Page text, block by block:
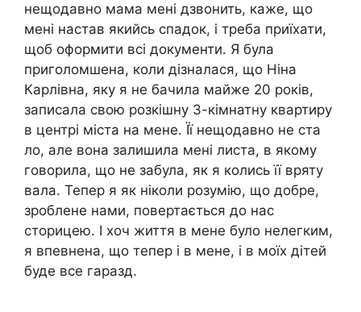
нещодавно мама мені дзвонить, каже, що
мені настав якийсь спадок, і треба приїхати,
щоб оформити всі документи. Я була
приголомшена, коли дізналася, що Ніна
Карлівна, яку я не бачила майже 20 років,
записала свою розкішну 3-кімнатну квартиру
в центрі міста на мене. Її нещодавно не ста
ло, але вона залишила мені листа, в якому
говорила, що не забула, як я колись її вряту
вала. Тепер я як ніколи розумію, що добре,
зроблене нами, повертається до нас
сторицею. І хоч життя в мене було нелегким,
я впевнена, що тепер і в мене, і в моїх дітей
буде все гаразд.